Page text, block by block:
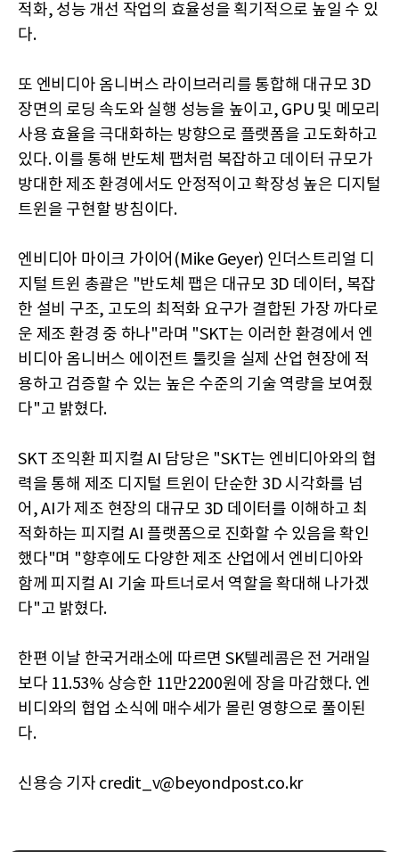
적화, 성능 개선 작업의 효율성을 획기적으로 높일 수 있
다.
또 엔비디아 옴니버스 라이브러리를 통합해 대규모 3D
장면의 로딩 속도와 실행 성능을 높이고, GPU 및 메모리
사용 효율을 극대화하는 방향으로 플랫폼을 고도화하고
있다. 이를 통해 반도체 팹처럼 복잡하고 데이터 규모가
방대한 제조 환경에서도 안정적이고 확장성 높은 디지털
트윈을 구현할 방침이다.
엔비디아 마이크 가이어(Mike Geyer) 인더스트리얼 디
지털 트윈 총괄은 "반도체 팹은 대규모 3D 데이터, 복잡
한 설비 구조, 고도의 최적화 요구가 결합된 가장 까다로
운 제조 환경 중 하나"라며 "SKT는 이러한 환경에서 엔
비디아 옴니버스 에이전트 툴킷을 실제 산업 현장에 적
용하고 검증할 수 있는 높은 수준의 기술 역량을 보여줬
다"고 밝혔다.
SKT 조익환 피지컬 AI 담당은 "SKT는 엔비디아와의 협
력을 통해 제조 디지털 트윈이 단순한 3D 시각화를 넘
어, AI가 제조 현장의 대규모 3D 데이터를 이해하고 최
적화하는 피지컬 AI 플랫폼으로 진화할 수 있음을 확인
했다"며 "향후에도 다양한 제조 산업에서 엔비디아와
함께 피지컬 AI 기술 파트너로서 역할을 확대해 나가겠
다"고 밝혔다.
한편 이날 한국거래소에 따르면 SK텔레콤은 전 거래일
보다 11.53% 상승한 11만2200원에 장을 마감했다. 엔
비디와의 협업 소식에 매수세가 몰린 영향으로 풀이된
다.
신용승 기자 credit_v@beyondpost.co.kr